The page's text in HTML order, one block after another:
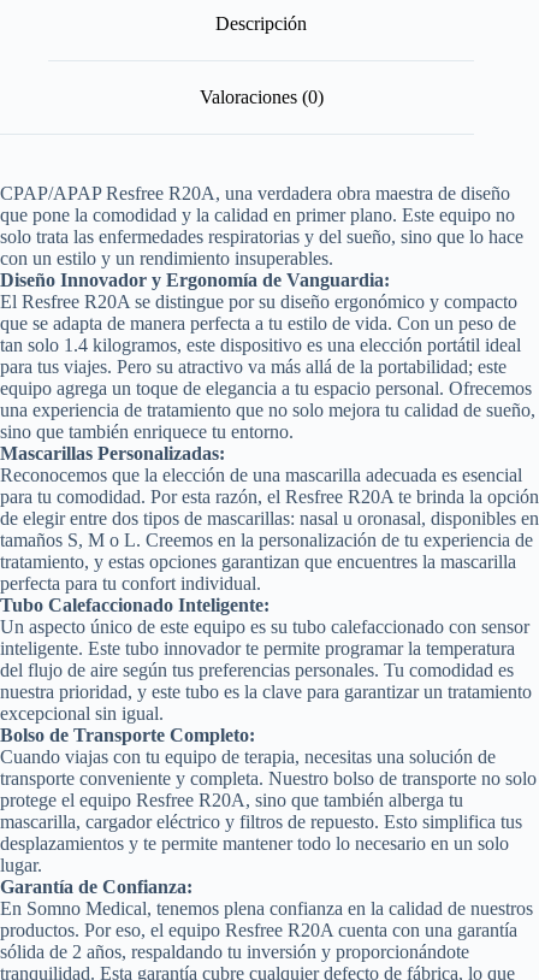
Descripción
Valoraciones (0)
CPAP/APAP Resfree R20A, una verdadera obra maestra de diseño
que pone la comodidad y la calidad en primer plano. Este equipo no
solo trata las enfermedades respiratorias y del sueño, sino que lo hace
con un estilo y un rendimiento insuperables.
Diseño Innovador y Ergonomía de Vanguardia:
El Resfree R20A se distingue por su diseño ergonómico y compacto
que se adapta de manera perfecta a tu estilo de vida. Con un peso de
tan solo 1.4 kilogramos, este dispositivo es una elección portátil ideal
para tus viajes. Pero su atractivo va más allá de la portabilidad; este
equipo agrega un toque de elegancia a tu espacio personal. Ofrecemos
una experiencia de tratamiento que no solo mejora tu calidad de sueño,
sino que también enriquece tu entorno.
Mascarillas Personalizadas:
Reconocemos que la elección de una mascarilla adecuada es esencial
para tu comodidad. Por esta razón, el Resfree R20A te brinda la opción
de elegir entre dos tipos de mascarillas: nasal u oronasal, disponibles en
tamaños S, M o L. Creemos en la personalización de tu experiencia de
tratamiento, y estas opciones garantizan que encuentres la mascarilla
perfecta para tu confort individual.
Tubo Calefaccionado Inteligente:
Un aspecto único de este equipo es su tubo calefaccionado con sensor
inteligente. Este tubo innovador te permite programar la temperatura
del flujo de aire según tus preferencias personales. Tu comodidad es
nuestra prioridad, y este tubo es la clave para garantizar un tratamiento
excepcional sin igual.
Bolso de Transporte Completo:
Cuando viajas con tu equipo de terapia, necesitas una solución de
transporte conveniente y completa. Nuestro bolso de transporte no solo
protege el equipo Resfree R20A, sino que también alberga tu
mascarilla, cargador eléctrico y filtros de repuesto. Esto simplifica tus
desplazamientos y te permite mantener todo lo necesario en un solo
lugar.
Garantía de Confianza:
En Somno Medical, tenemos plena confianza en la calidad de nuestros
productos. Por eso, el equipo Resfree R20A cuenta con una garantía
sólida de 2 años, respaldando tu inversión y proporcionándote
tranquilidad. Esta garantía cubre cualquier defecto de fábrica, lo que